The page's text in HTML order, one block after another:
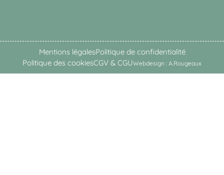
Mentions légalesPolitique de confidentialité
Politique des cookiesCGV & CGUWebdesign : A.Rougeaux